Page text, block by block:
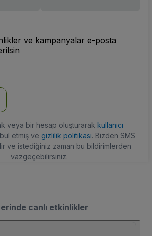
ve kampanyalar e-posta
veya bir hesap oluşturarak kullanıcı
etmiş ve gizlilik politikası. Bizden SMS
ve istediğiniz zaman bu bildirimlerden
vazgeçebilirsiniz.
canlı etkinlikler